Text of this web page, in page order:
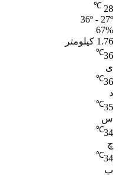
28
℃
36º - 27º
67%
1.76 کیلومتر
36
℃
ی
36
℃
د
35
℃
س
34
℃
چ
34
℃
پ